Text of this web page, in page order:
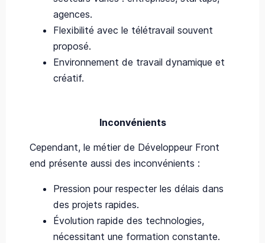
agences.
Flexibilité avec le télétravail souvent
proposé.
Environnement de travail dynamique et
créatif.
Inconvénients
Cependant, le métier de Développeur Front
end présente aussi des inconvénients :
Pression pour respecter les délais dans
des projets rapides.
Évolution rapide des technologies,
nécessitant une formation constante.